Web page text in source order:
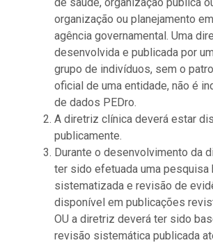
organização ou planejamento
agência governamental. Uma
desenvolvida e publicada por
grupo de indivíduos, sem o
oficial de uma entidade, não é
de dados PEDro.
A diretriz clínica deverá estar
publicamente.
Durante o desenvolvimento da
ter sido efetuada uma pesquisa
sistematizada e revisão de
disponível em publicações
OU a diretriz deverá ter sido
revisão sistemática publicada